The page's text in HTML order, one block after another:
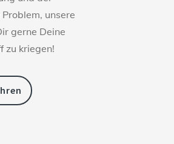
unsere
gerne Deine
zu kriegen!